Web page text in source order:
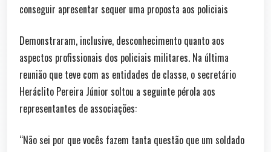
conseguir apresentar sequer uma proposta aos policiais
Demonstraram, inclusive, desconhecimento quanto aos
aspectos profissionais dos policiais militares. Na última
reunião que teve com as entidades de classe, o secretário
Heráclito Pereira Júnior soltou a seguinte pérola aos
representantes de associações:
“Não sei por que vocês fazem tanta questão que um soldado